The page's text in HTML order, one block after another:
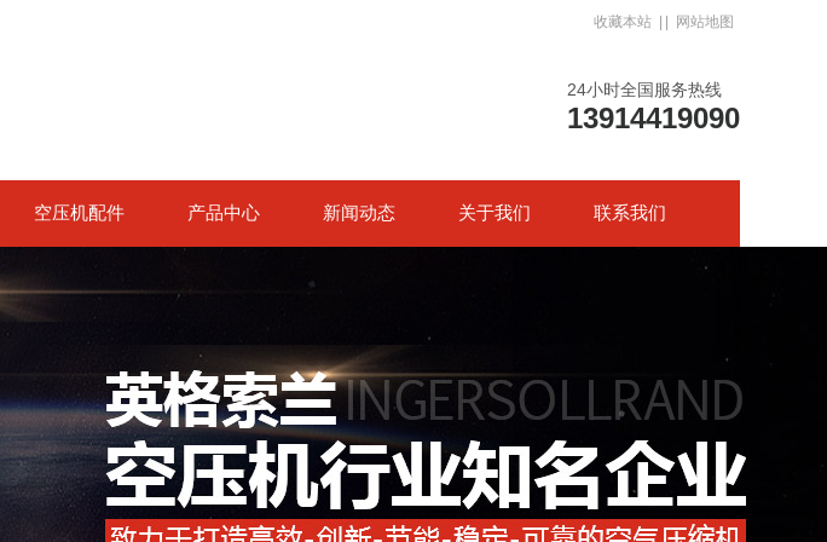
收藏本站 网站地图
24小时全国服务热线
13914419090
空压机配件 产品中心 新闻动态 关于我们 联系我们